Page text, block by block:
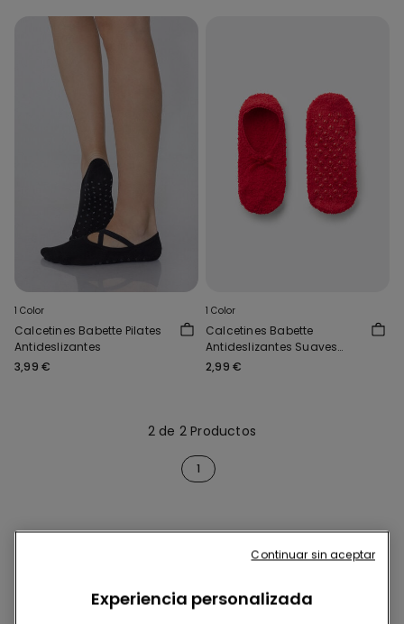
1 Color
Calcetines Babette Pilates
Antideslizantes
3,99 €
1 Color
Calcetines Babette
Antideslizantes Suaves
para Mujer
2,99 €
2 de 2 Productos
1
Calcetines antideslizantes
Experiencia personalizada
Continuar sin aceptar